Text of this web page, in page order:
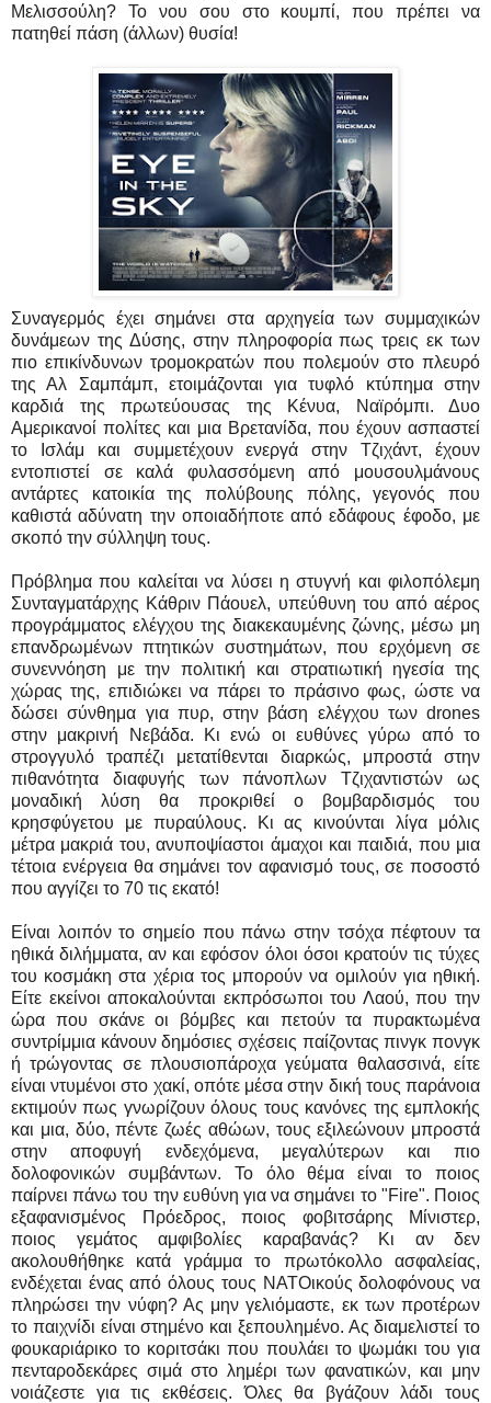
Μελισσούλη? Το νου σου στο κουμπί, που πρέπει να
πατηθεί πάση (άλλων) θυσία!
Συναγερμός έχει σημάνει στα αρχηγεία των συμμαχικών
δυνάμεων της Δύσης, στην πληροφορία πως τρεις εκ των
πιο επικίνδυνων τρομοκρατών που πολεμούν στο πλευρό
της Αλ Σαμπάμπ, ετοιμάζονται για τυφλό κτύπημα στην
καρδιά της πρωτεύουσας της Κένυα, Ναϊρόμπι. Δυο
Αμερικανοί πολίτες και μια Βρετανίδα, που έχουν ασπαστεί
το Ισλάμ και συμμετέχουν ενεργά στην Τζιχάντ, έχουν
εντοπιστεί σε καλά φυλασσόμενη από μουσουλμάνους
αντάρτες κατοικία της πολύβουης πόλης, γεγονός που
καθιστά αδύνατη την οποιαδήποτε από εδάφους έφοδο, με
σκοπό την σύλληψη τους.
Πρόβλημα που καλείται να λύσει η στυγνή και φιλοπόλεμη
Συνταγματάρχης Κάθριν Πάουελ, υπεύθυνη του από αέρος
προγράμματος ελέγχου της διακεκαυμένης ζώνης, μέσω μη
επανδρωμένων πτητικών συστημάτων, που ερχόμενη σε
συνεννόηση με την πολιτική και στρατιωτική ηγεσία της
χώρας της, επιδιώκει να πάρει το πράσινο φως, ώστε να
δώσει σύνθημα για πυρ, στην βάση ελέγχου των drones
στην μακρινή Νεβάδα. Κι ενώ οι ευθύνες γύρω από το
στρογγυλό τραπέζι μετατίθενται διαρκώς, μπροστά στην
πιθανότητα διαφυγής των πάνοπλων Τζιχαντιστών ως
μοναδική λύση θα προκριθεί ο βομβαρδισμός του
κρησφύγετου με πυραύλους. Κι ας κινούνται λίγα μόλις
μέτρα μακριά του, ανυποψίαστοι άμαχοι και παιδιά, που μια
τέτοια ενέργεια θα σημάνει τον αφανισμό τους, σε ποσοστό
που αγγίζει το 70 τις εκατό!
Είναι λοιπόν το σημείο που πάνω στην τσόχα πέφτουν τα
ηθικά διλήμματα, αν και εφόσον όλοι όσοι κρατούν τις τύχες
του κοσμάκη στα χέρια τος μπορούν να ομιλούν για ηθική.
Είτε εκείνοι αποκαλούνται εκπρόσωποι του Λαού, που την
ώρα που σκάνε οι βόμβες και πετούν τα πυρακτωμένα
συντρίμμια κάνουν δημόσιες σχέσεις παίζοντας πινγκ πονγκ
ή τρώγοντας σε πλουσιοπάροχα γεύματα θαλασσινά, είτε
είναι ντυμένοι στο χακί, οπότε μέσα στην δική τους παράνοια
εκτιμούν πως γνωρίζουν όλους τους κανόνες της εμπλοκής
και μια, δύο, πέντε ζωές αθώων, τους εξιλεώνουν μπροστά
στην αποφυγή ενδεχόμενα, μεγαλύτερων και πιο
δολοφονικών συμβάντων. Το όλο θέμα είναι το ποιος
παίρνει πάνω του την ευθύνη για να σημάνει το "Fire". Ποιος
εξαφανισμένος Πρόεδρος, ποιος φοβιτσάρης Μίνιστερ,
ποιος γεμάτος αμφιβολίες καραβανάς? Κι αν δεν
ακολουθήθηκε κατά γράμμα το πρωτόκολλο ασφαλείας,
ενδέχεται ένας από όλους τους ΝΑΤΟικούς δολοφόνους να
πληρώσει την νύφη? Ας μην γελιόμαστε, εκ των προτέρων
το παιχνίδι είναι στημένο και ξεπουλημένο. Ας διαμελιστεί το
φουκαριάρικο το κοριτσάκι που πουλάει το ψωμάκι του για
πενταροδεκάρες σιμά στο λημέρι των φανατικών, και μην
νοιάζεστε για τις εκθέσεις. Όλες θα βγάζουν λάδι τους